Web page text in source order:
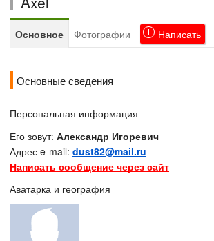
Сервисы и услуги
Основное Фотографии Написать
Основные сведения
Персональная информация
Его зовут: Александр Игоревич
Адрес e-mail: dust82@mail.ru
Написать сообщение через сайт
Аватарка и география